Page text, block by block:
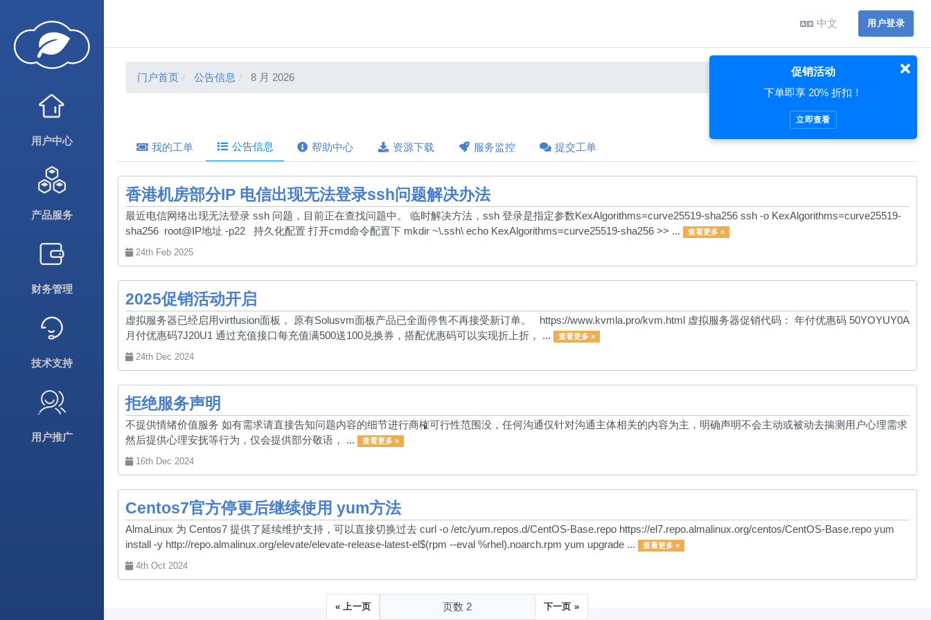
用户中心
产品服务
财务管理
技术支持
用户推广
中文 用户登录
门户首页 公告信息 8 月 2026
我的工单 公告信息 帮助中心 资源下载 服务监控 提交工单
香港机房部分IP 电信出现无法登录ssh问题解决办法
最近电信网络出现无法登录 ssh 问题，目前正在查找问题中。 临时解决方法，ssh 登录是指定参数KexAlgorithms=curve25519-sha256 ssh -o KexAlgorithms=curve25519-
sha256 root@IP地址 -p22 持久化配置 打开cmd命令配置下 mkdir ~\.ssh\ echo KexAlgorithms=curve25519-sha256 >> ...
查看更多 »
24th Feb 2025
2025促销活动开启
虚拟服务器已经启用virtfusion面板， 原有Solusvm面板产品已全面停售不再接受新订单。 https://www.kvmla.pro/kvm.html 虚拟服务器促销代码： 年付优惠码 50YOYUY0A
月付优惠码7J20U1 通过充值接口每充值满500送100兑换券，搭配优惠码可以实现折上折， ...
查看更多 »
24th Dec 2024
拒绝服务声明
不提供情绪价值服务 如有需求请直接告知问题内容的细节进行商榷可行性范围没，任何沟通仅针对沟通主体相关的内容为主，明确声明不会主动或被动去揣测用户心理需求
然后提供心理安抚等行为，仅会提供部分敬语， ...
查看更多 »
16th Dec 2024
Centos7官方停更后继续使用 yum方法
AlmaLinux 为 Centos7 提供了延续维护支持，可以直接切换过去 curl -o /etc/yum.repos.d/CentOS-Base.repo https://el7.repo.almalinux.org/centos/CentOS-Base.repo yum
install -y http://repo.almalinux.org/elevate/elevate-release-latest-el$(rpm --eval %rhel).noarch.rpm yum upgrade ...
查看更多 »
4th Oct 2024
« 上一页 下一页 »
促销活动
下单即享 20% 折扣！
立即查看